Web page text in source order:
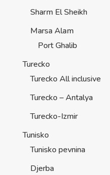
Sharm El Sheikh
Marsa Alam
Port Ghalib
Turecko
Turecko All inclusive
Turecko – Antalya
Turecko-Izmir
Tunisko
Tunisko pevnina
Djerba